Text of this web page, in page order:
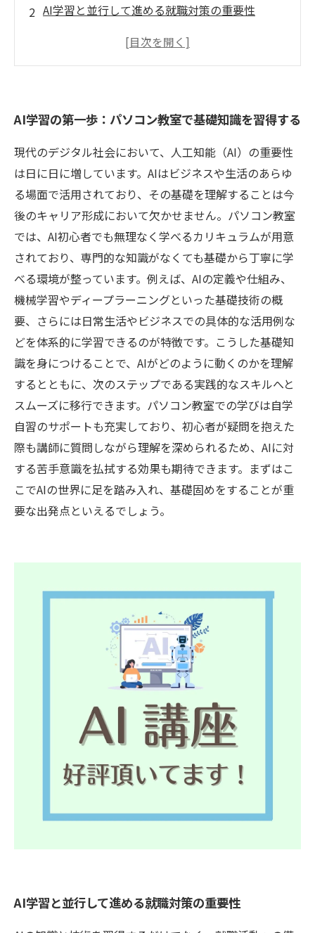
AI学習と並行して進める就職対策の重要性
AI基礎と就職準備を兼ね備え、新たな未来へ踏
AI学習の第一歩：パソコン教室で基礎知識を習得する
現代のデジタル社会において、人工知能（AI）の重要性
は日に日に増しています。AIはビジネスや生活のあらゆ
る場面で活用されており、その基礎を理解することは今
後のキャリア形成において欠かせません。パソコン教室
では、AI初心者でも無理なく学べるカリキュラムが用意
されており、専門的な知識がなくても基礎から丁寧に学
べる環境が整っています。例えば、AIの定義や仕組み、
機械学習やディープラーニングといった基礎技術の概
要、さらには日常生活やビジネスでの具体的な活用例な
どを体系的に学習できるのが特徴です。こうした基礎知
識を身につけることで、AIがどのように動くのかを理解
するとともに、次のステップである実践的なスキルへと
スムーズに移行できます。パソコン教室での学びは自学
自習のサポートも充実しており、初心者が疑問を抱えた
際も講師に質問しながら理解を深められるため、AIに対
する苦手意識を払拭する効果も期待できます。まずはこ
こでAIの世界に足を踏み入れ、基礎固めをすることが重
要な出発点といえるでしょう。
AI学習と並行して進める就職対策の重要性